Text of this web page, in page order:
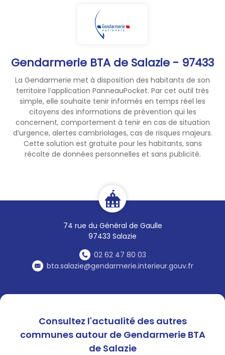
Gendarmerie BTA de Salazie - 97433
La Gendarmerie met à disposition des habitants de son
territoire l’application PanneauPocket. Par cet outil très
simple, elle souhaite tenir informés en temps réel les
citoyens des informations de prévention qui les
concernent, comportement à tenir en cas de situation
d’urgence, alertes cambriolages, cas de risques majeurs.
Cette solution est gratuite pour les habitants, sans
récolte de données personnelles et sans publicité.
74 rue du Général de Gaulle
97433 Salazie
02 62 47 80 03
bta.salazie@gendarmerie.interieur.gouv.fr
Consultez l'actualité des autres
communes autour de Gendarmerie BTA
de Salazie